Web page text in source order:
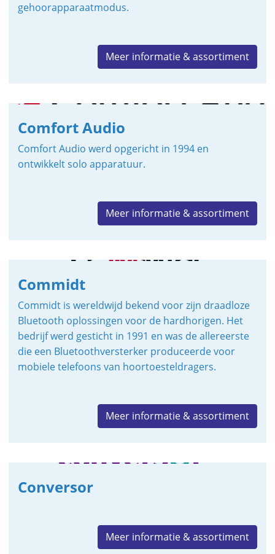
gehoorapparaatmodus.
Meer informatie & assortiment
Comfort Audio
Comfort Audio werd opgericht in 1994 en
ontwikkelt solo apparatuur.
Meer informatie & assortiment
Commidt
Commidt is wereldwijd bekend voor zijn draadloze
Bluetooth oplossingen voor de hardhorigen. Het
bedrijf werd gesticht in 1991 en was de allereerste
die een Bluetoothversterker produceerde voor
mobiele telefoons van hoortoesteldragers.
Meer informatie & assortiment
Conversor
Meer informatie & assortiment